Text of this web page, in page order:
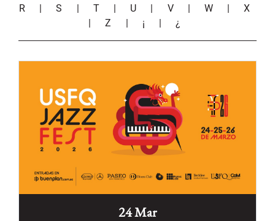
R
|S | T | U | V |W |X
|Z | ¡ |¿
24 Mar